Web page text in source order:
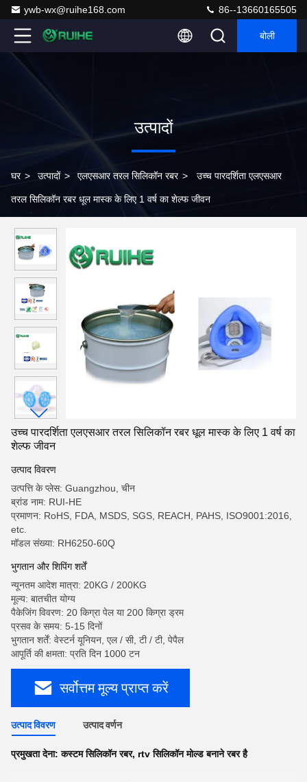
ywb-wx@ruihe168.com 86--13660165505
बोली
उत्पादों
घर > उत्पादों > एलएसआर तरल सिलिकॉन रबर > उच्च पारदर्शिता एलएसआर
तरल सिलिकॉन रबर धूल मास्क के लिए 1 वर्ष का शेल्फ जीवन
उच्च पारदर्शिता एलएसआर तरल सिलिकॉन रबर धूल मास्क के लिए 1 वर्ष का
शेल्फ जीवन
उत्पाद विवरण
उत्पत्ति के प्लेस: Guangzhou, चीन
ब्रांड नाम: RUI-HE
प्रमाणन: RoHS, FDA, MSDS, SGS, REACH, PAHS, ISO9001:2016,
etc.
मॉडल संख्या: RH6250-60Q
भुगतान और शिपिंग शर्तें
न्यूनतम आदेश मात्रा: 20KG / 200KG
मूल्य: बातचीत योग्य
पैकेजिंग विवरण: 20 किग्रा पेल या 200 किग्रा ड्रम
प्रसव के समय: 5-15 दिनों
भुगतान शर्तें: वेस्टर्न यूनियन, एल / सी, टी / टी, पेपैल
आपूर्ति की क्षमता: प्रति दिन 1000 टन
सर्वोत्तम मूल्य प्राप्त करें
उत्पाद विवरण उत्पाद वर्णन
प्रमुखता देना:कस्टम सिलिकॉन रबर, rtv सिलिकॉन मोल्ड बनाने रबर है